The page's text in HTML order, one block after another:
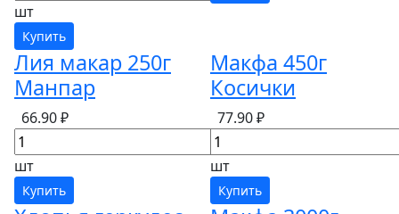
шт
Купить
Лия макар 250г
Манпар
66.90 ₽
шт
Купить
Макфа 450г
Косички
77.90 ₽
шт
Купить